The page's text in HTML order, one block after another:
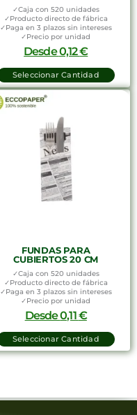
✓Caja con 520 unidades
✓Producto directo de fábrica
✓Paga en 3 plazos sin intereses
✓Precio por unidad
Desde0,12€
Seleccionar Cantidad
FUNDAS PARA
CUBIERTOS 20 CM
✓Caja con 520 unidades
✓Producto directo de fábrica
✓Paga en 3 plazos sin intereses
✓Precio por unidad
Desde0,11€
Seleccionar Cantidad